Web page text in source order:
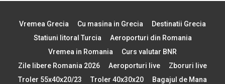
Vremea Grecia Cu masina in Grecia
Destinatii Grecia
Statiuni litoral Turcia
Aeroporturi din Romania
Vremea in Romania
Curs valutar BNR
Zile libere Romania 2026
Aeroporturi live
Zboruri live
Troler 55x40x20/23
Troler 40x30x20
Bagajul de Mana